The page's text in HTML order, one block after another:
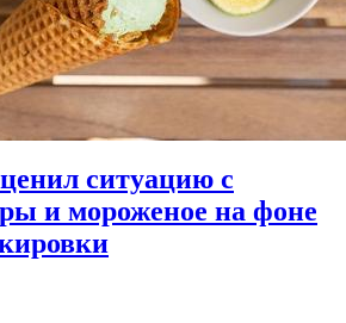
ситуацию с
и мороженое на фоне